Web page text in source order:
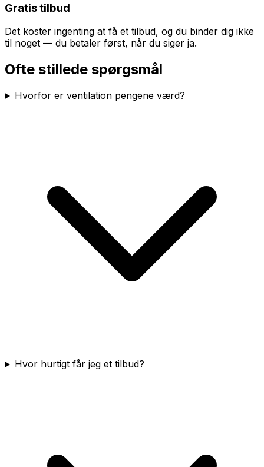
Gratis tilbud
Det koster ingenting at få et tilbud, og du binder dig ikke
til noget — du betaler først, når du siger ja.
Ofte stillede spørgsmål
Hvorfor er ventilation pengene værd?
Hvor hurtigt får jeg et tilbud?